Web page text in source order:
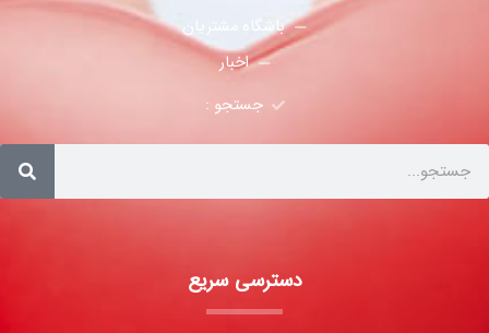
باشگاه مشتریان
اخبار
جستجو :
دسترسی سریع